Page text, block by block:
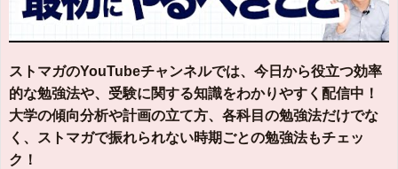
ストマガのYouTubeチャンネルでは、今日から役立つ効率
的な勉強法や、受験に関する知識をわかりやすく配信中！
大学の傾向分析や計画の立て方、各科目の勉強法だけでな
く、ストマガで振れられない時期ごとの勉強法もチェッ
ク！